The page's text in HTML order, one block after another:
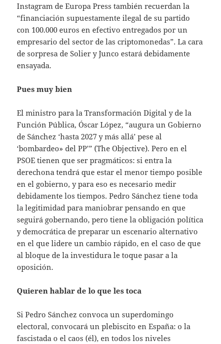
Instagram de Europa Press también recuerdan la
“financiación supuestamente ilegal de su partido
con 100.000 euros en efectivo entregados por un
empresario del sector de las criptomonedas”. La cara
de sorpresa de Solier y Junco estará debidamente
ensayada.
Pues muy bien
El ministro para la Transformación Digital y de la
Función Pública, Óscar López, “augura un Gobierno
de Sánchez ‘hasta 2027 y más allá’ pese al
‘bombardeo» del PP’” (The Objective). Pero en el
PSOE tienen que ser pragmáticos: si entra la
derechona tendrá que estar el menor tiempo posible
en el gobierno, y para eso es necesario medir
debidamente los tiempos. Pedro Sánchez tiene toda
la legitimidad para maniobrar pensando en que
seguirá gobernando, pero tiene la obligación política
y democrática de preparar un escenario alternativo
en el que lidere un cambio rápido, en el caso de que
al bloque de la investidura le toque pasar a la
oposición.
Quieren hablar de lo que les toca
Si Pedro Sánchez convoca un superdomingo
electoral, convocará un plebiscito en España: o la
fascistada o el caos (él), en todos los niveles